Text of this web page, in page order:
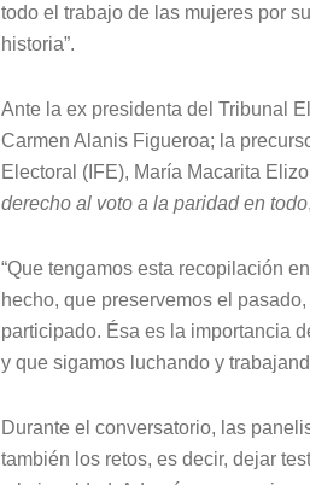
todo el trabajo de las mujeres por
historia”.
Ante la ex presidenta del Tribunal
Carmen Alanis Figueroa; la
Electoral (IFE), María Macarita
derecho al voto a la paridad en todo
“Que tengamos esta recopilación
hecho, que preservemos el
participado. Ésa es la importancia
y que sigamos luchando y
Durante el conversatorio, las
también los retos, es decir, dejar